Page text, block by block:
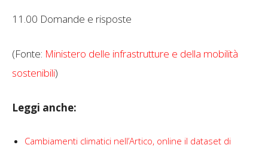
11.00 Domande e risposte
(Fonte: Ministero delle infrastrutture e della mobilità
sostenibili)
Leggi anche:
Cambiamenti climatici nell’Artico, online il dataset di